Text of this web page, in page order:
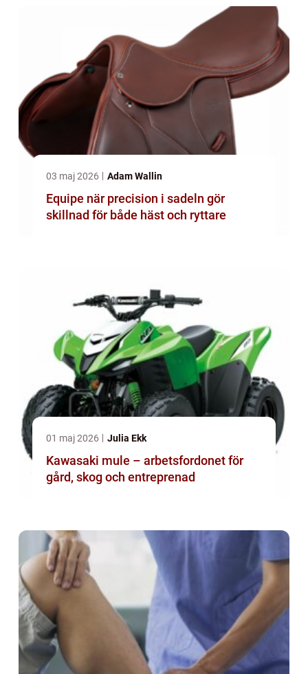
03 maj 2026 Adam Wallin
Equipe när precision i sadeln gör
skillnad för både häst och ryttare
01 maj 2026 Julia Ekk
Kawasaki mule – arbetsfordonet för
gård, skog och entreprenad